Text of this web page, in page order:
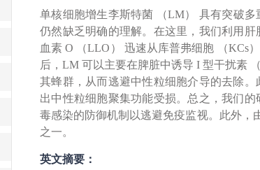
单核细胞增生李斯特菌 （LM） 具有突破
仍然缺乏明确的理解。在这里，我们利用
血素 O （LLO） 迅速从库普弗细胞 （KCs
后，LM 可以主要在脾脏中诱导 I 型干扰素
其蜂群，从而逃避中性粒细胞介导的去除
出中性粒细胞聚集功能受损。总之，我们
毒感染的防御机制以逃避免疫监视。此外，
之一。
英文摘要：